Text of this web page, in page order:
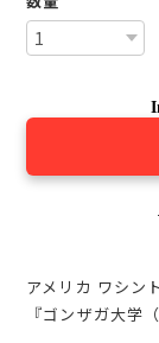
アメリカ ワシン
『ゴンザガ大学